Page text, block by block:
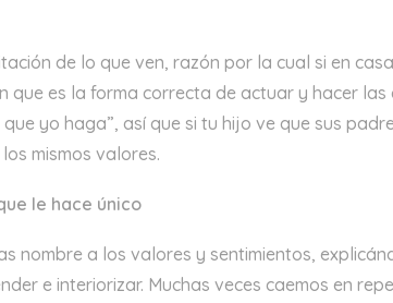
de lo que ven, razón por la cual si en
que es la forma correcta de actuar y hacer las
yo haga”, así que si tu hijo ve que sus
mismos valores.
le hace único
nombre a los valores y sentimientos,
e interiorizar. Muchas veces caemos en